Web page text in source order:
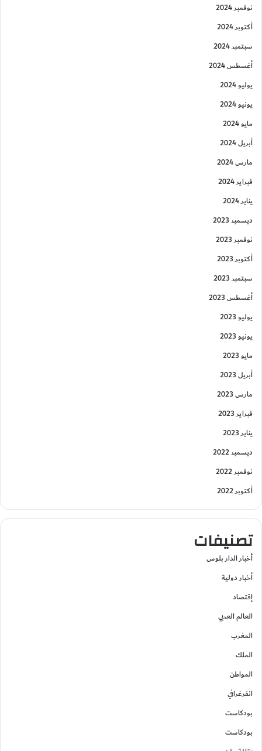
نوفمبر 2024
أكتوبر 2024
سبتمبر 2024
أغسطس 2024
يوليو 2024
يونيو 2024
مايو 2024
أبريل 2024
مارس 2024
فبراير 2024
يناير 2024
ديسمبر 2023
نوفمبر 2023
أكتوبر 2023
سبتمبر 2023
أغسطس 2023
يوليو 2023
يونيو 2023
مايو 2023
أبريل 2023
مارس 2023
فبراير 2023
يناير 2023
ديسمبر 2022
نوفمبر 2022
أكتوبر 2022
تصنيفات
أخبار الدار بلوس
أخبار دولية
إقتصاد
العالم العربي
المغرب
الملك
المواطن
انفرغرافي
بودكاست
بودكاست